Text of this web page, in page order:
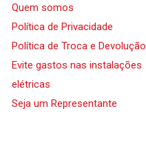
Quem somos
Política de Privacidade
Política de Troca e Devolução
Evite gastos nas instalações
elétricas
Seja um Representante